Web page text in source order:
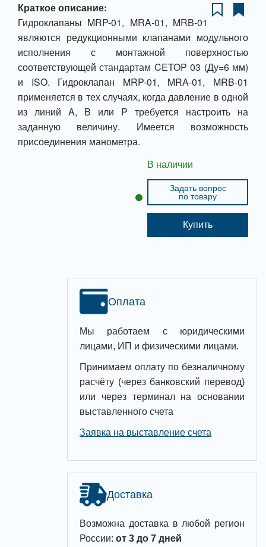
Краткое описание:
Гидроклапаны MRP-01, MRA-01, MRB-01
являются редукционными клапанами модульного
исполнения с монтажной поверхностью
соответствующей стандартам CETOP 03 (Ду=6 мм)
и ISO. Гидроклапан MRP-01, MRA-01, MRB-01
применяется в тех случаях, когда давление в одной
из линий A, B или P требуется настроить на
заданную величину. Имеется возможность
присоединения манометра.
В наличии
Задать вопрос
по товару
Купить
Оплата
Мы работаем с юридическими
лицами, ИП и физическими лицами.
Принимаем оплату по безналичному
расчёту (через банковский перевод)
или через терминал на основании
выставленного счета
Заявка на выставление счета
Доставка
Возможна доставка в любой регион
России: от 3 до 7 дней